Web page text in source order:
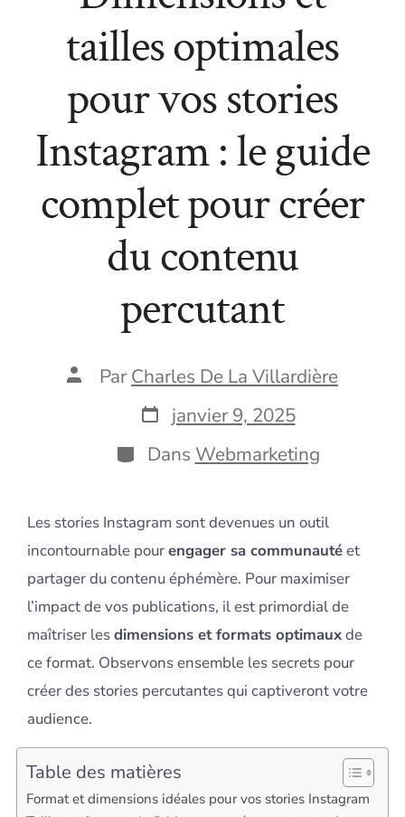
tailles optimales
pour vos stories
Instagram : le guide
complet pour créer
du contenu
percutant
Auteur
publication
ParCharles De La Villardière
Date
de
publication
janvier 9, 2025
Catégories
Dans Webmarketing
Les stories Instagram sont devenues un outil
incontournable pourengager sa communautéet
partager du contenu éphémère. Pour maximiser
l’impact de vos publications, il est primordial de
maîtriser lesdimensions et formats optimauxde
ce format. Observons ensemble les secrets pour
créer des stories percutantes qui captiveront votre
audience.
Table des matières
Format et dimensions idéales pour vos stories Instagram